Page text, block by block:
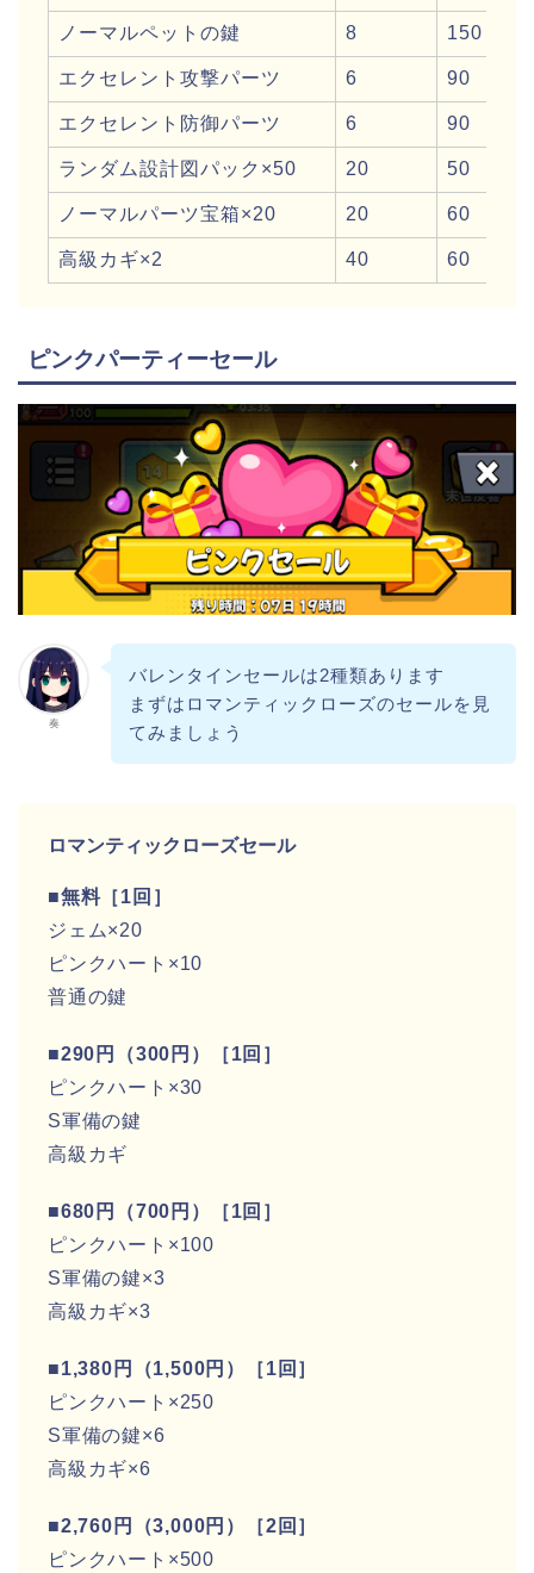
ノーマルペットの鍵 8 150
エクセレント攻撃パーツ 6 90
エクセレント防御パーツ 6 90
ランダム設計図パック×50 20 50
ノーマルパーツ宝箱×20 20 60
高級カギ×2 40 60
ピンクパーティーセール
奏
バレンタインセールは2種類あります
まずはロマンティックローズのセールを見
てみましょう
ロマンティックローズセール
■無料［1回］
ジェム×20
ピンクハート×10
普通の鍵
■290円（300円）［1回］
ピンクハート×30
S軍備の鍵
高級カギ
■680円（700円）［1回］
ピンクハート×100
S軍備の鍵×3
高級カギ×3
■1,380円（1,500円）［1回］
ピンクハート×250
S軍備の鍵×6
高級カギ×6
■2,760円（3,000円）［2回］
ピンクハート×500